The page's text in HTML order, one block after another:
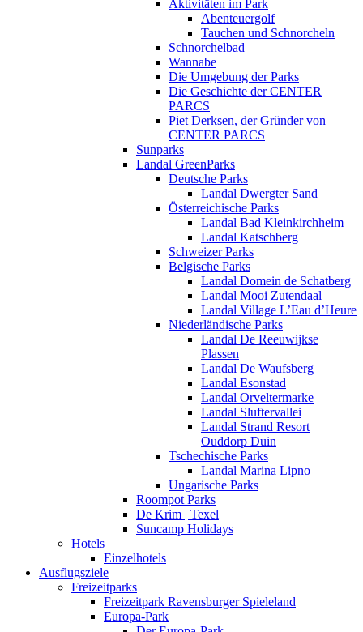
Aktivitäten im Park
Abenteuergolf
Tauchen und Schnorcheln
Schnorchelbad
Wannabe
Die Umgebung der Parks
Die Geschichte der CENTER
PARCS
Piet Derksen, der Gründer von
CENTER PARCS
Sunparks
Landal GreenParks
Deutsche Parks
Landal Dwergter Sand
Österreichische Parks
Landal Bad Kleinkirchheim
Landal Katschberg
Schweizer Parks
Belgische Parks
Landal Domein de Schatberg
Landal Mooi Zutendaal
Landal Village L’Eau d’Heure
Niederländische Parks
Landal De Reeuwijkse
Plassen
Landal De Waufsberg
Landal Esonstad
Landal Orveltermarke
Landal Sluftervallei
Landal Strand Resort
Ouddorp Duin
Tschechische Parks
Landal Marina Lipno
Ungarische Parks
Roompot Parks
De Krim | Texel
Suncamp Holidays
Hotels
Einzelhotels
Ausflugsziele
Freizeitparks
Freizeitpark Ravensburger Spieleland
Europa-Park